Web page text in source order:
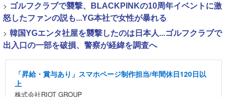
> ゴルフクラブで襲撃、BLACKPINKの10周年イベントに激
怒したファンの説も...YG本社で女性が暴れる
> 韓国YGエンタ社屋を襲撃したのは日本人...ゴルフクラブで
出入口の一部を破損、警察が経緯を調査へ
「昇給・賞与あり」スマホページ制作担当/年間休日120日以
上
株式会社RIOT GROUP